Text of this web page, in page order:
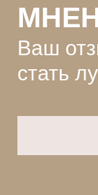
Ваш
стать